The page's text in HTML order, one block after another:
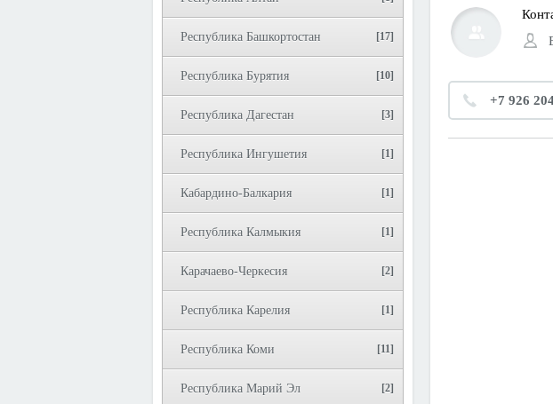
Республика Башкортостан [17]
Республика Бурятия [10]
Республика Дагестан [3]
Республика Ингушетия [1]
Кабардино-Балкария [1]
Республика Калмыкия [1]
Карачаево-Черкесия [2]
Республика Карелия [1]
Республика Коми [11]
Республика Марий Эл [2]
+7 926